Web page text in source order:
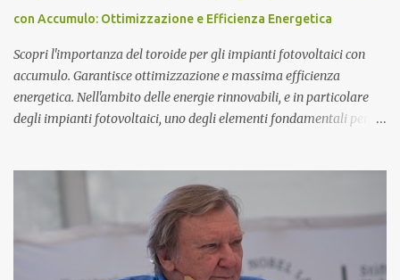
da triplette neutre di quark (+1,-1,0). Secondo questo modello di
atomo magnetico quindi non ci sono protoni e neutroni nel nucleo
atomico...
con Accumulo: Ottimizzazione e Efficienza Energetica
Scopri l'importanza del toroide per gli impianti fotovoltaici con
accumulo. Garantisce ottimizzazione e massima efficienza
energetica. Nell'ambito delle energie rinnovabili, e in particolare
degli impianti fotovoltaici, uno degli elementi fondamentali per
un ruolo cruciale nella gestione dell'energia prodotta e accumulata,
contribuendo significativamente a migliorare le prestazioni
complessive dell'impianto. In questo articolo, esploreremo nel
dettaglio l'importanza del toroide negli impianti fotovoltaici con
accumulo di energia, come funziona, e perché è essenziale per